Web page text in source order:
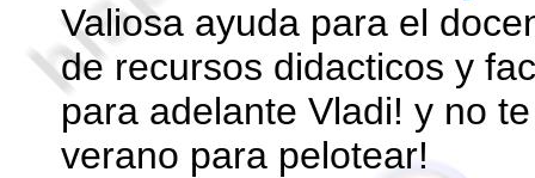
Valiosa ayuda para el
de recursos didacticos y
para adelante Vladi! y no
verano para pelotear!